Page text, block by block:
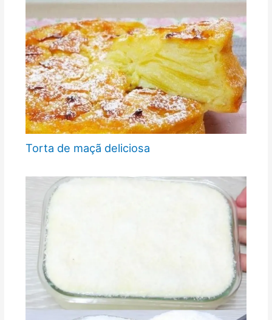
Torta de maçã deliciosa